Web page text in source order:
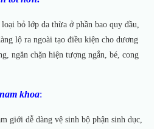
bỏ lớp da thừa ở phần bao quy đầu,
lộ ra ngoài tạo điều kiện cho dương
ngăn chặn hiện tượng ngắn, bé, cong
khoa:
giới dễ dàng vệ sinh bộ phận sinh dục,